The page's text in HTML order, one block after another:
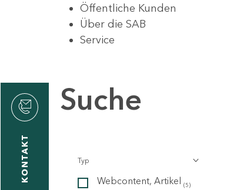
Öffentliche Kunden
Über die SAB
Service
KONTAKT
Suche
Typ
Webcontent, Artikel (5)